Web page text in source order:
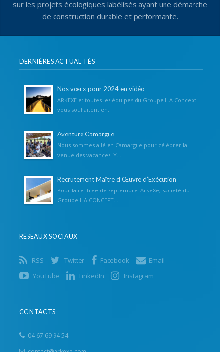
sur les projets écologiques labélisés ayant une démarche
de construction durable et performante.
DERNIÈRES ACTUALITÉS
Nos vœux pour 2024 en vidéo
ARKEXE et toutes les équipes du Groupe L.A Concept
vous souhaitent en...
Aventure Camargue
Nous sommes allé en Camargue pour célébrer la
venue des vacances. Y...
Recrutement Maître d’Œuvre d’Exécution
Pour la rentrée de septembre, ArkeXe, société du
Groupe L.A CONCEPT...
RÉSEAUX SOCIAUX
RSS Twitter Facebook
Email
YouTube
LinkedIn Instagram
CONTACTS
04 67 69 94 54